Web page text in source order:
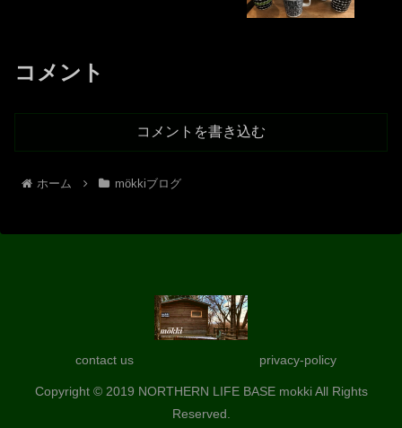
コメント
コメントを書き込む
ホーム mökkiブログ
contact us privacy-policy
Copyright © 2019 NORTHERN LIFE BASE mokki All Rights
Reserved.